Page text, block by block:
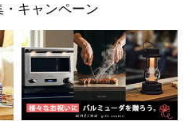
キャンペーン